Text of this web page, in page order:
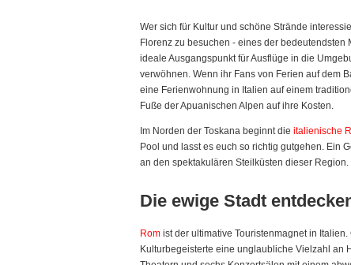
Wer sich für Kultur und schöne Strände
Florenz zu besuchen - eines der
ideale Ausgangspunkt für Ausflüge in die
verwöhnen. Wenn ihr Fans von Ferien auf dem
eine Ferienwohnung in Italien auf einem
Fuße der Apuanischen Alpen auf ihre Kosten.
Im Norden der Toskana beginnt die italienische
Pool und lasst es euch so richtig gutgehen. Ein
an den spektakulären Steilküsten dieser Region.
Die ewige Stadt
Rom ist der ultimative Touristenmagnet in
Kulturbegeisterte eine unglaubliche Vielzahl an